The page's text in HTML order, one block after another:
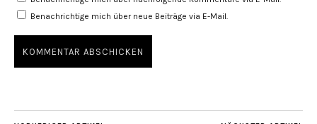
Benachrichtige mich über neue Beiträge via E-Mail.